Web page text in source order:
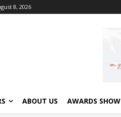
8, 2026
ABOUT US AWARDS SHOW